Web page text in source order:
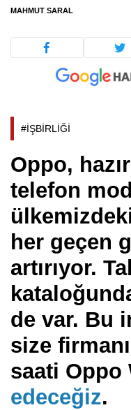
MAHMUT SARAL
#İŞBİRLİĞİ
Oppo,
telefon
her geçen
artırıyor.
de var. Bu
size
saati Oppo
edeceğiz.